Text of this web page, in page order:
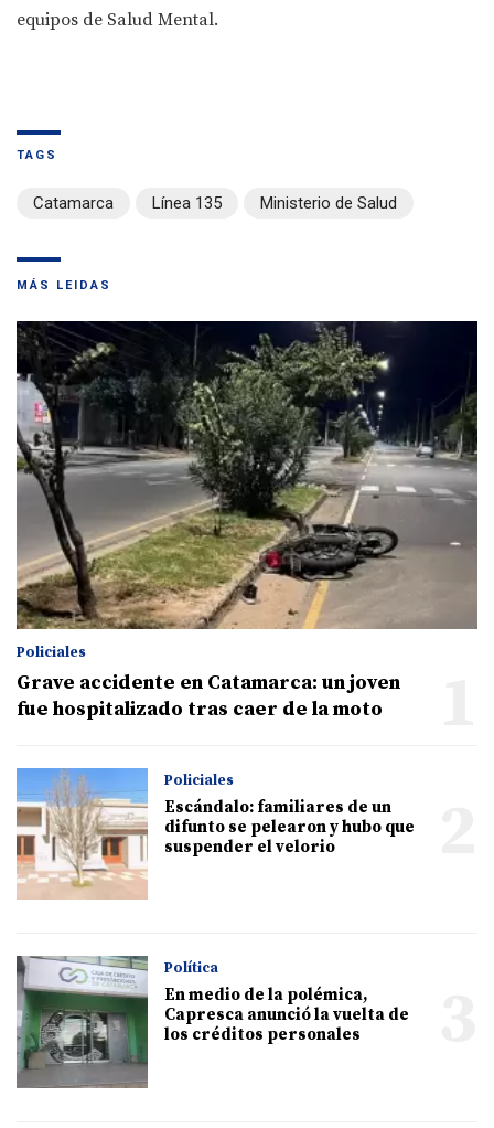
equipos de Salud Mental.
TAGS
Catamarca Línea 135 Ministerio de Salud
MÁS LEIDAS
Policiales
Grave accidente en Catamarca: un joven
fue hospitalizado tras caer de la moto
Policiales
Escándalo: familiares de un
difunto se pelearon y hubo que
suspender el velorio
Política
En medio de la polémica,
Capresca anunció la vuelta de
los créditos personales